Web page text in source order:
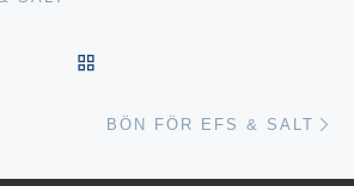
BÖN FÖR EFS & SALT